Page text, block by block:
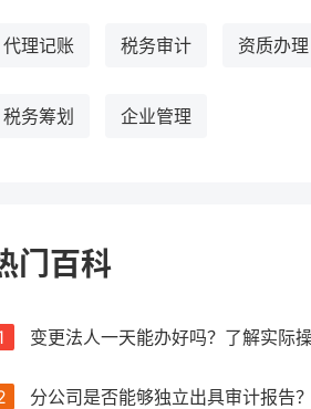
代理记账 税务审计 资质办理
税务筹划 企业管理
门百科
分公司是否能够独立出具审计报告？